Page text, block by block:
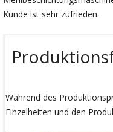
Kunde ist sehr zufrieden.
Während des
Einzelheiten und den